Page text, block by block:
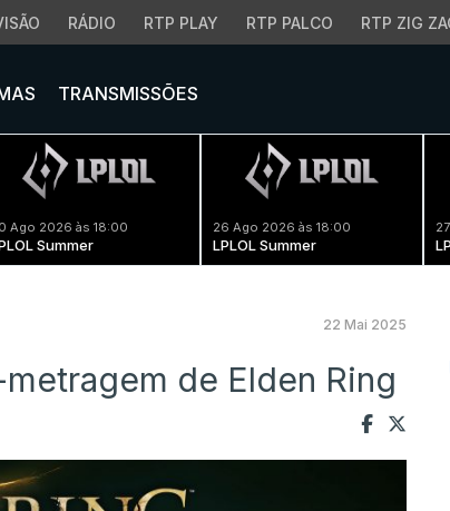
RÁDIO RTP PLAY RTP PALCO RTP ZIG
TRANSMISSÕES
Ago 2026 às 18:00
Summer
26 Ago 2026 às 18:00
LPLOL Summer
22 Mai 2025
de Elden Ring